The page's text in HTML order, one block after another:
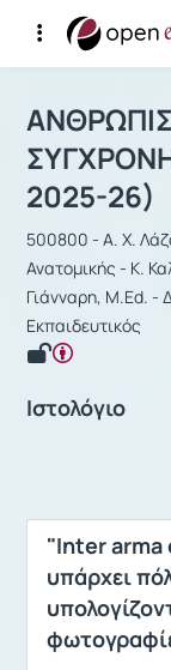
Μάθημα :
2025-26)
500800 - Α. Χ.
Ανατομικής - Κ.
Γιάνναρη, M.Ed. -
Εκπαιδευτικός
Ιστολόγιο
"Inter
υπάρχει